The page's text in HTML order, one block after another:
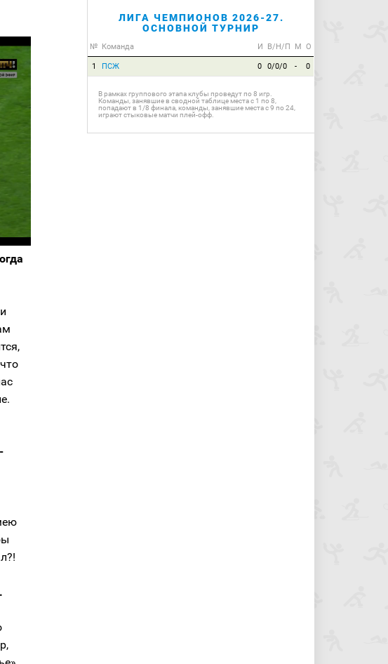
ЛИГА ЧЕМПИОНОВ 2026-27.
ОСНОВНОЙ ТУРНИР
№ Команда И В/Н/П М О
1 ПСЖ 0 0/0/0 - 0
В рамках группового этапа клубы проведут по 8 игр.
Команды, занявшие в сводной таблице места с 1 по 8,
попадают в 1/8 финала, команды, занявшие места с 9 по 24,
играют стыковые матчи плей-офф.